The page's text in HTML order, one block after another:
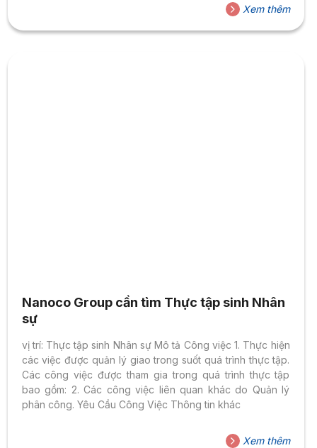
ga vận tải đường bộ trên thế giới, tập trung vào vận tải
DDU, DDP, DAP, EXW, vận tải hàng không, đường sắt và
đường bộ, LCL,...
Xem thêm
Nanoco Group cần tìm Thực tập sinh Nhân
sự
vị trí: Thực tập sinh Nhân sự Mô tả Công việc 1. Thực hiện
các việc được quản lý giao trong suốt quá trình thực tập.
Các công việc được tham gia trong quá trình thực tập
bao gồm: 2. Các công việc liên quan khác do Quản lý
phân công. Yêu Cầu Công Việc Thông tin khác
Xem thêm